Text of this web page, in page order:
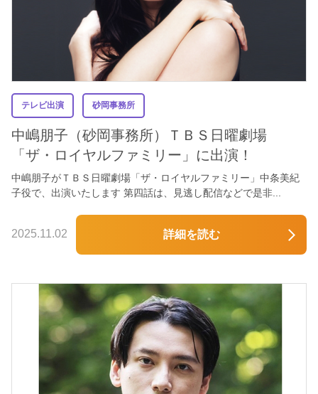
テレビ出演 砂岡事務所
中嶋朋子（砂岡事務所）ＴＢＳ日曜劇場
「ザ・ロイヤルファミリー」に出演！
中嶋朋子がＴＢＳ日曜劇場「ザ・ロイヤルファミリー」中条美紀
子役で、出演いたします 第四話は、見逃し配信などで是非...
2025.11.02 詳細を読む